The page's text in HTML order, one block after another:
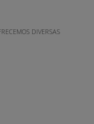
DIVERSAS